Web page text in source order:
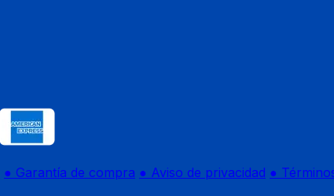
● Garantía de compra ● Aviso de privacidad ●